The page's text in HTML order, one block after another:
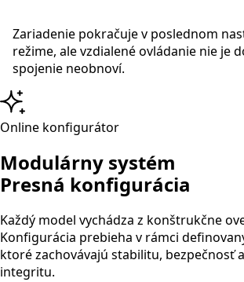
Zariadenie pokračuje v poslednom
režime, ale vzdialené ovládanie nie je
spojenie neobnoví.
Online konfigurátor
Modulárny systém
Presná konfigurácia
Každý model vychádza z konštrukčne
Konfigurácia prebieha v rámci
ktoré zachovávajú stabilitu, bezpečnosť
integritu.